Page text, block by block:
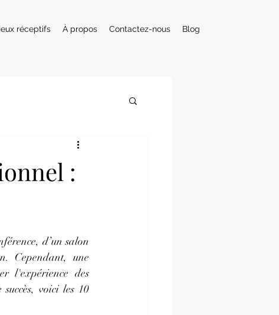
réceptifs À propos Contactez-nous Blog
:
d’un salon
Cependant, une
l'expérience des
voici les 10